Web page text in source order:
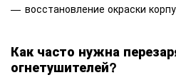
восстановление окраски
Как часто нужна
огнетушителей?